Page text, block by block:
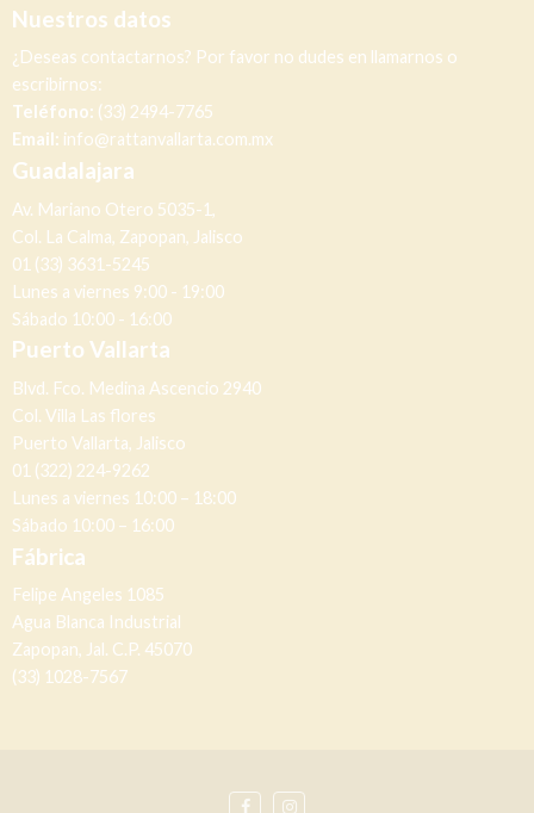
Nuestros datos
¿Deseas contactarnos? Por favor no dudes en llamarnos o
escribirnos:
Teléfono: (33) 2494-7765
Email: info@rattanvallarta.com.mx
Guadalajara
Av. Mariano Otero 5035-1,
Col. La Calma, Zapopan, Jalisco
01 (33) 3631-5245
Lunes a viernes 9:00 - 19:00
Sábado 10:00 - 16:00
Puerto Vallarta
Blvd. Fco. Medina Ascencio 2940
Col. Villa Las flores
Puerto Vallarta, Jalisco
01 (322) 224-9262
Lunes a viernes 10:00 – 18:00
Sábado 10:00 – 16:00
Fábrica
Felipe Angeles 1085
Agua Blanca Industrial
Zapopan, Jal. C.P. 45070
(33) 1028-7567